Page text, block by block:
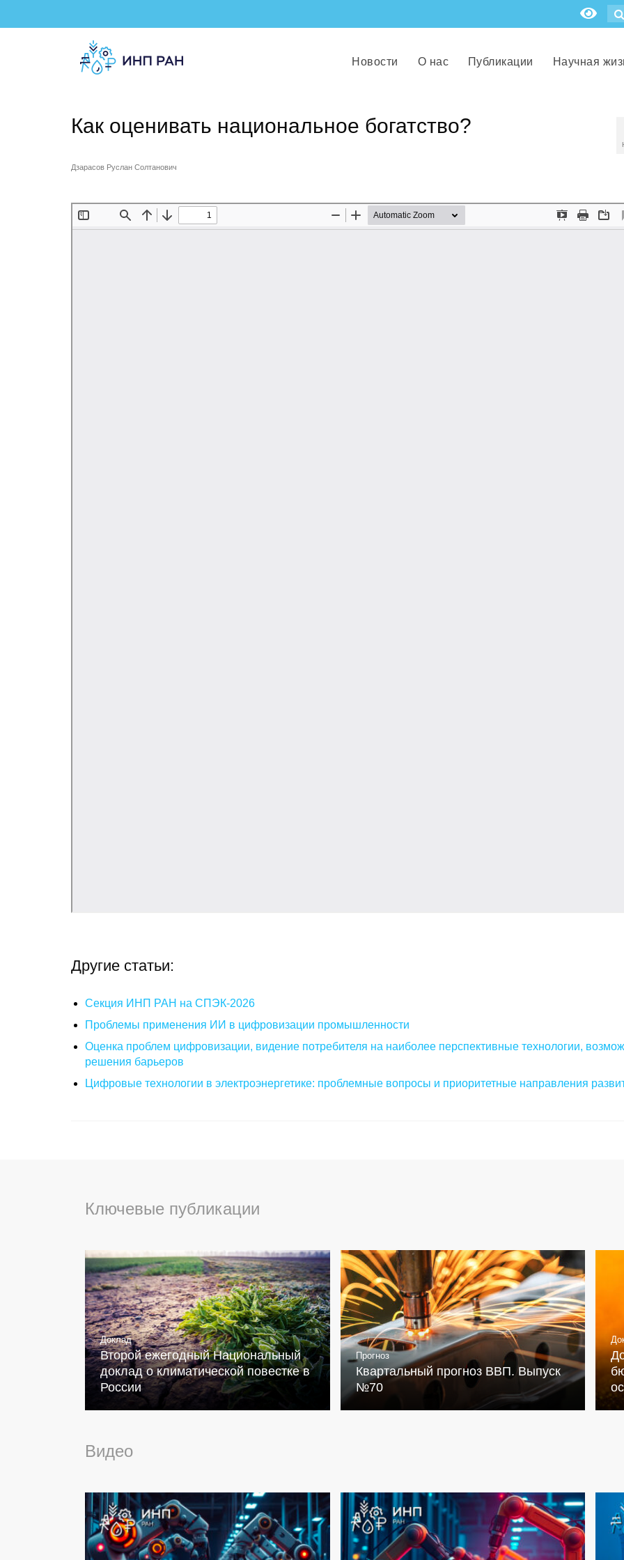
Новости О нас Публикации Научная
Как оценивать национальное богатство?
Дзарасов Руслан Солтанович
Другие статьи:
Секция ИНП РАН на СПЭК-2026
Проблемы применения ИИ в цифровизации промышленности
Оценка проблем цифровизации, видение потребителя на наиболее перспективные технологии,
решения барьеров
Цифровые технологии в электроэнергетике: проблемные вопросы и приоритетные направления
Ключевые публикации
Доклад
Второй ежегодный Национальный
доклад о климатической повестке в
России
Прогноз
Квартальный прогноз ВВП. Выпуск
№70
Видео